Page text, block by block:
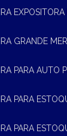
GRANDE
PARA
PARA
PARA